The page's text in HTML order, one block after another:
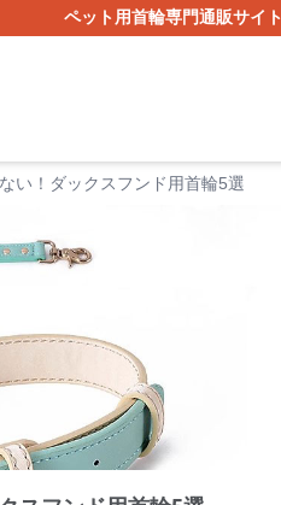
ペット用首輪専門通販サイ
い！ダックスフンド用首輪5選